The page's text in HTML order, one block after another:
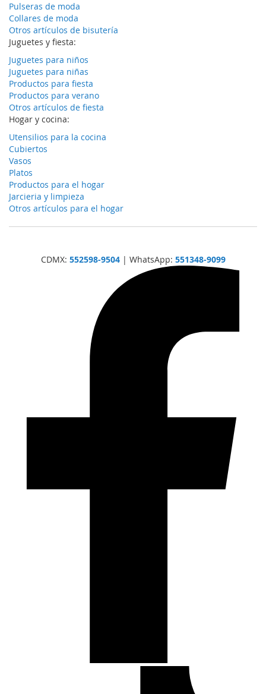
Pulseras de moda
Collares de moda
Otros artículos de bisutería
Juguetes y fiesta:
Juguetes para niños
Juguetes para niñas
Productos para fiesta
Productos para verano
Otros artículos de fiesta
Hogar y cocina:
Utensilios para la cocina
Cubiertos
Vasos
Platos
Productos para el hogar
Jarcieria y limpieza
Otros artículos para el hogar
CDMX: 552598-9504| WhatsApp: 551348-9099